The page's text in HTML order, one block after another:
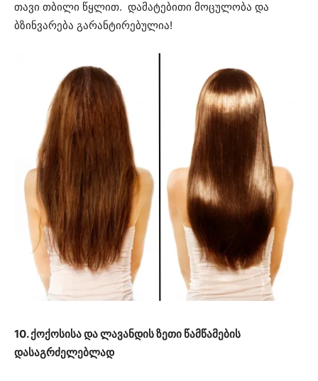
თავი თბილი წყლით. დამატებითი მოცულობა და
ბზინვარება გარანტირებულია!
10. ქოქოსისა და ლავანდის ზეთი წამწამების
დასაგრძელებლად